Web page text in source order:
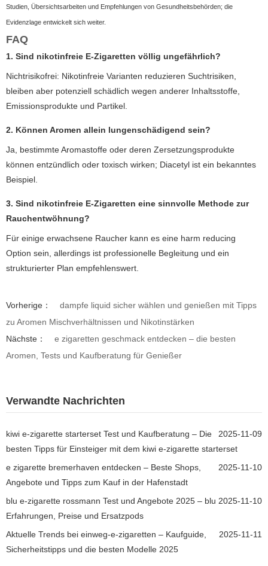
Studien, Übersichtsarbeiten und Empfehlungen von Gesundheitsbehörden; die
Evidenzlage entwickelt sich weiter.
FAQ
1. Sind nikotinfreie E-Zigaretten völlig ungefährlich?
Nichtrisikofrei: Nikotinfreie Varianten reduzieren Suchtrisiken,
bleiben aber potenziell schädlich wegen anderer Inhaltsstoffe,
Emissionsprodukte und Partikel.
2. Können Aromen allein lungenschädigend sein?
Ja, bestimmte Aromastoffe oder deren Zersetzungsprodukte
können entzündlich oder toxisch wirken; Diacetyl ist ein bekanntes
Beispiel.
3. Sind nikotinfreie E-Zigaretten eine sinnvolle Methode zur
Rauchentwöhnung?
Für einige erwachsene Raucher kann es eine harm reducing
Option sein, allerdings ist professionelle Begleitung und ein
strukturierter Plan empfehlenswert.
Vorherige：
dampfe liquid sicher wählen und genießen mit Tipps
zu Aromen Mischverhältnissen und Nikotinstärken
Nächste：
e zigaretten geschmack entdecken – die besten
Aromen, Tests und Kaufberatung für Genießer
Verwandte Nachrichten
2025-11-09
kiwi e-zigarette starterset Test und Kaufberatung – Die
besten Tipps für Einsteiger mit dem kiwi e-zigarette starterset
2025-11-10
e zigarette bremerhaven entdecken – Beste Shops,
Angebote und Tipps zum Kauf in der Hafenstadt
2025-11-10
blu e-zigarette rossmann Test und Angebote 2025 – blu
Erfahrungen, Preise und Ersatzpods
2025-11-11
Aktuelle Trends bei einweg-e-zigaretten – Kaufguide,
Sicherheitstipps und die besten Modelle 2025